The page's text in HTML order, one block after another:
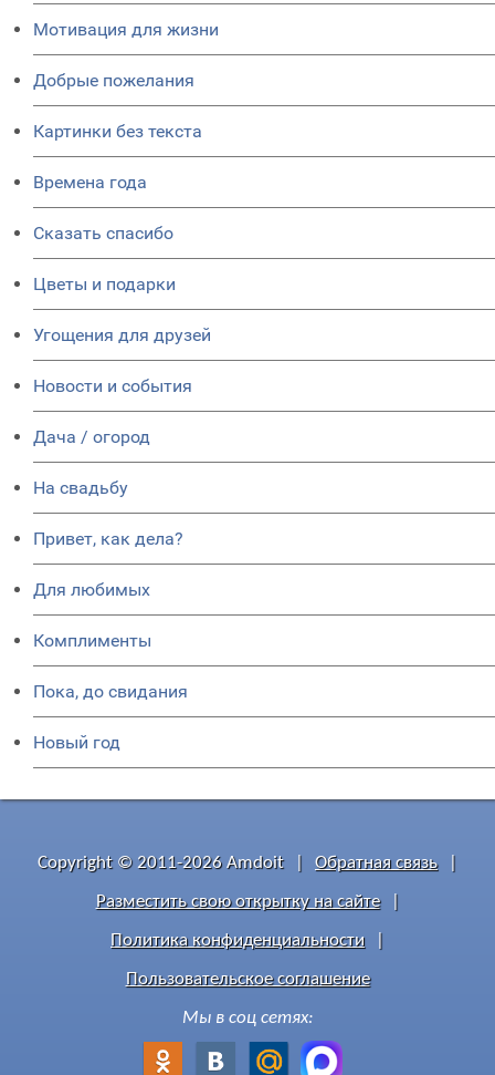
Мотивация для жизни
Добрые пожелания
Картинки без текста
Времена года
Сказать спасибо
Цветы и подарки
Угощения для друзей
Новости и события
Дача / огород
На свадьбу
Привет, как дела?
Для любимых
Комплименты
Пока, до свидания
Новый год
Copyright © 2011-2026 Amdoit Обратная связь
Разместить свою открытку на сайте
Политика конфиденциальности
Пользовательское соглашение
Мы в соц сетях: